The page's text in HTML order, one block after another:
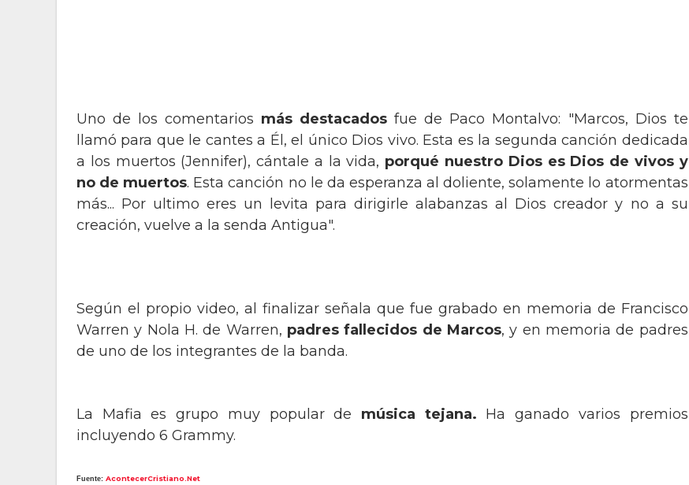
Uno de los comentarios más destacados fue de Paco Montalvo: "Marcos, Dios te
llamó para que le cantes a Él, el único Dios vivo. Esta es la segunda canción dedicada
a los muertos (Jennifer), cántale a la vida, porqué nuestro Dios es Dios de vivos y
no de muertos. Esta canción no le da esperanza al doliente, solamente lo atormentas
más... Por ultimo eres un levita para dirigirle alabanzas al Dios creador y no a su
creación, vuelve a la senda Antigua".
Según el propio video, al finalizar señala que fue grabado en memoria de Francisco
Warren y Nola H. de Warren, padres fallecidos de Marcos, y en memoria de padres
de uno de los integrantes de la banda.
La Mafia es grupo muy popular de música tejana. Ha ganado varios premios
incluyendo 6 Grammy.
Fuente: AcontecerCristiano.Net